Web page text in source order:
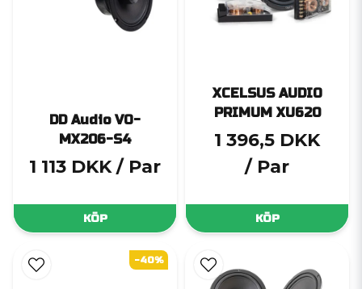
DD Audio VO-
MX206-S4
1 113 DKK / Par
KÖP
XCELSUS AUDIO
PRIMUM XU620
1 396,5 DKK
/ Par
KÖP
-40%